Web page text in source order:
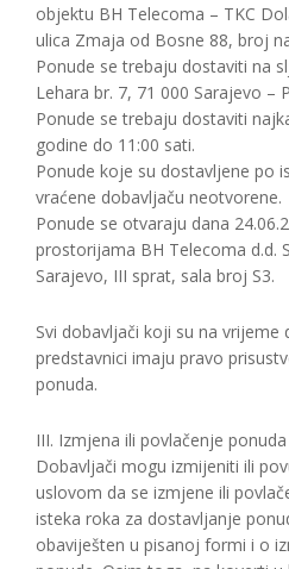
objektu BH Telecoma – TKC
ulica Zmaja od Bosne 88, broj
Ponude se trebaju dostaviti na
Lehara br. 7, 71 000 Sarajevo –
Ponude se trebaju dostaviti
godine do 11:00 sati.
Ponude koje su dostavljene po
vraćene dobavljaču neotvorene.
Ponude se otvaraju dana
prostorijama BH Telecoma d.d.
Sarajevo, III sprat, sala broj S3.
Svi dobavljači koji su na vrijeme
predstavnici imaju pravo
ponuda.
III. Izmjena ili povlačenje ponuda
Dobavljači mogu izmijeniti ili
uslovom da se izmjene ili
isteka roka za dostavljanje
obaviješten u pisanoj formi i o